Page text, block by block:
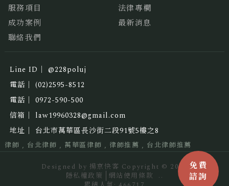
@228poluj
(02)2595-8512
0972-590-500
law19960328@gmail.com
台北市萬華區長沙街二段91號5樓之8
服務項目
法律專欄
成功案例
最新消息
聯絡我們
律師 台北律師 萬華區律師 律師推薦 台北律師推薦
Designed by 揚京快客 Copyright © 2026
隱私權政策
網站使用條款
..